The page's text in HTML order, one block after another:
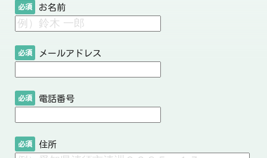
必須 お名前
必須 メールアドレス
必須 電話番号
必須 住所